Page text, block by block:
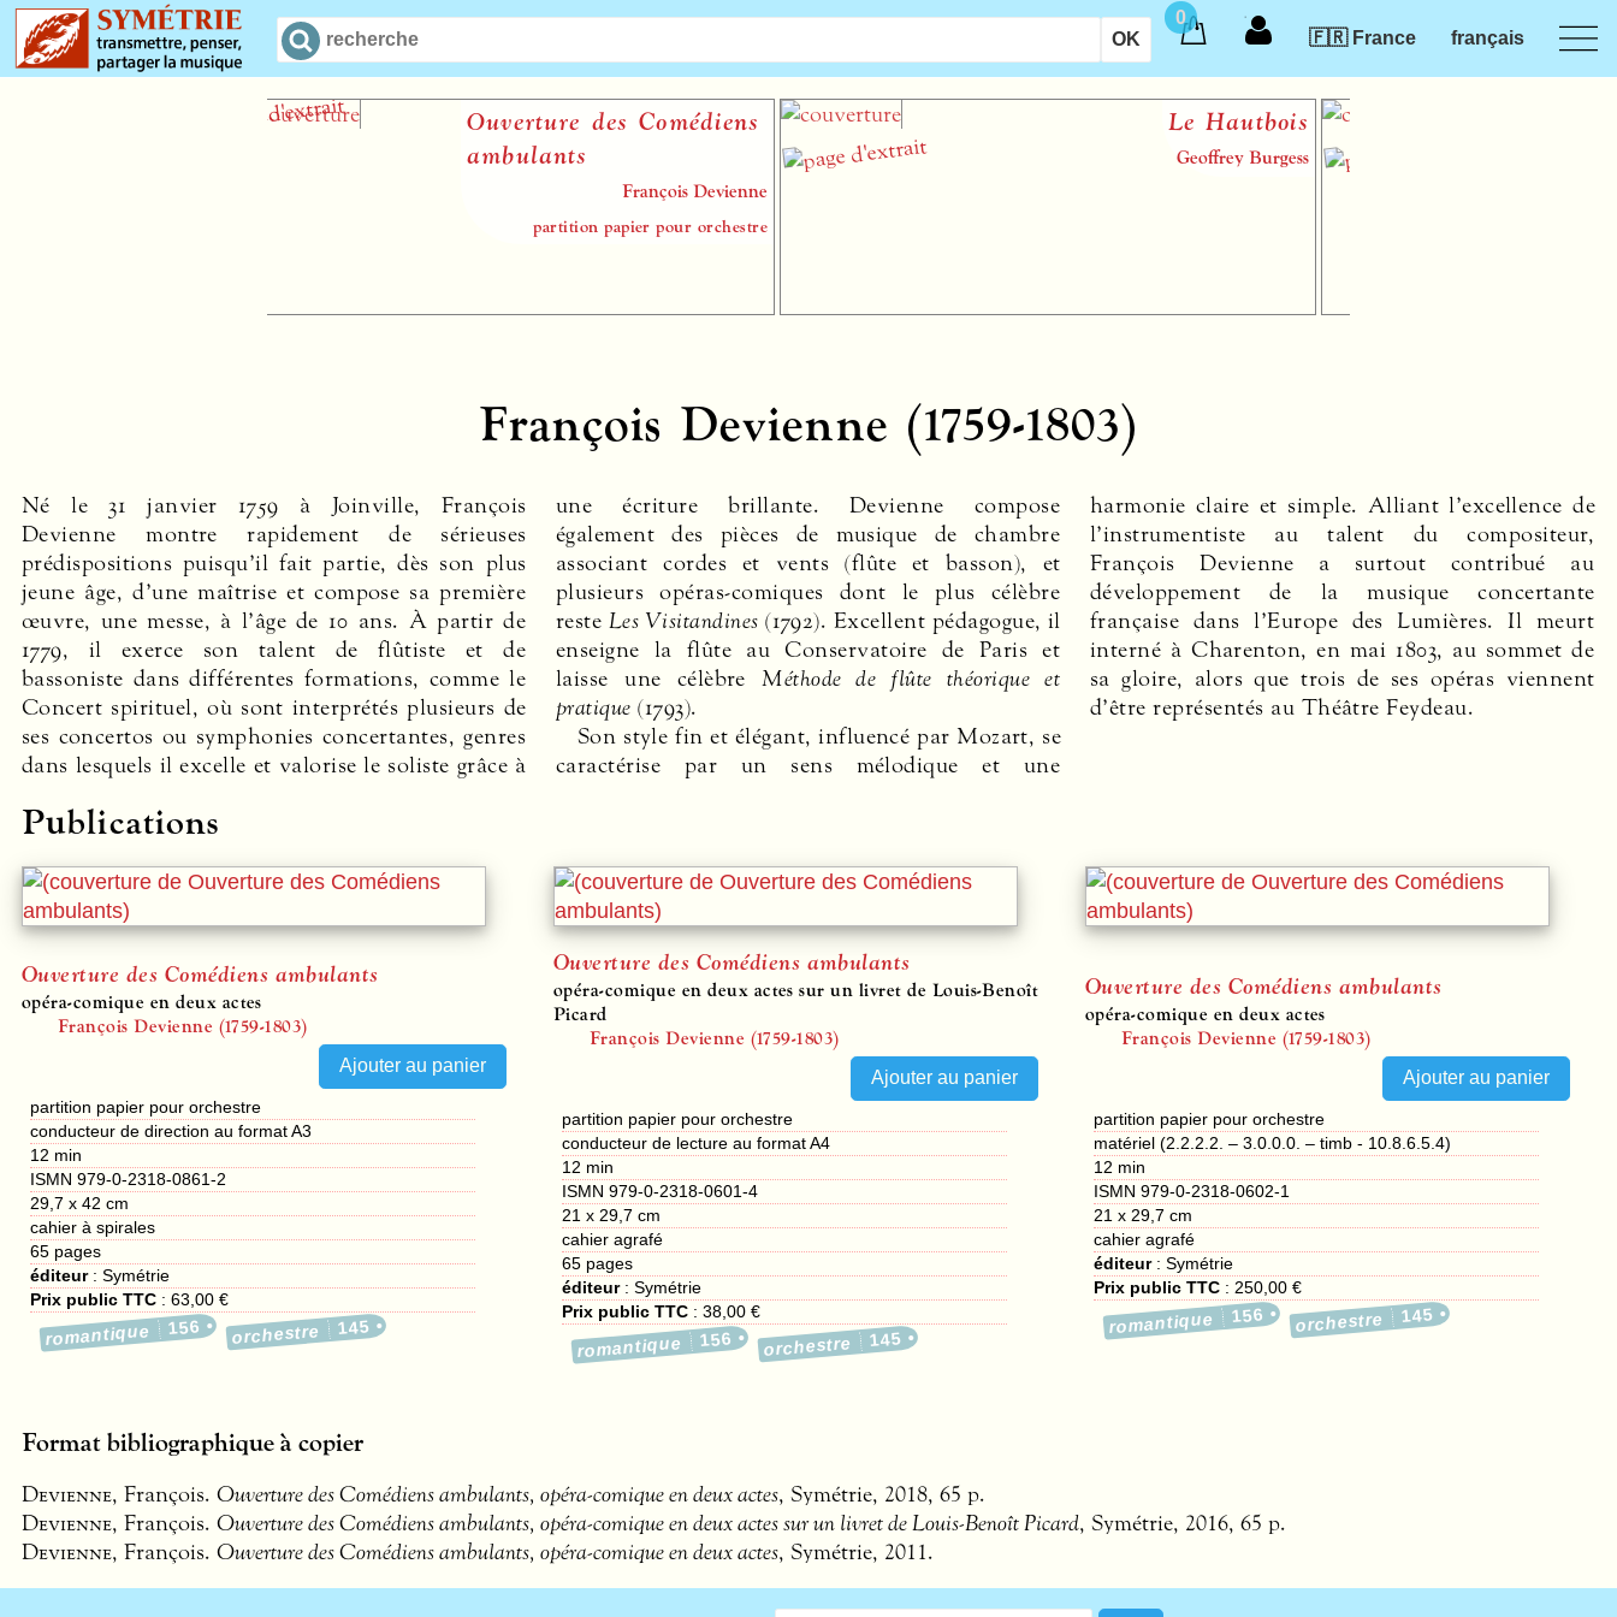
0
🇫🇷 France
français
Ouverture des Comédiens
ambulants
François Devienne
partition papier pour orchestre
Le Hautbois
Geoffrey Burgess
François Devienne (1759-1803)
Né le 31 janvier 1759 à Joinville, François
Devienne montre rapidement de sérieuses
prédispositions puisqu’il fait partie, dès son plus
jeune âge, d’une maîtrise et compose sa première
œuvre, une messe, à l’âge de 10 ans. À partir de
1779, il exerce son talent de flûtiste et de
bassoniste dans différentes formations, comme le
Concert spirituel, où sont interprétés plusieurs de
ses concertos ou symphonies concertantes, genres
dans lesquels il excelle et valorise le soliste grâce à
une écriture brillante. Devienne compose
également des pièces de musique de chambre
associant cordes et vents (flûte et basson), et
plusieurs opéras-comiques dont le plus célèbre
reste Les Visitandines (1792). Excellent pédagogue, il
enseigne la flûte au Conservatoire de Paris et
laisse une célèbreMéthode de flûte théorique et
pratique (1793).
Son style fin et élégant, influencé par Mozart, se
caractérise par un sens mélodique et une
harmonie claire et simple. Alliant l’excellence de
l’instrumentiste au talent du compositeur,
François Devienne a surtout contribué au
développement de la musique concertante
française dans l’Europe des Lumières. Il meurt
interné à Charenton, en mai 1803, au sommet de
sa gloire, alors que trois de ses opéras viennent
d’être représentés au Théâtre Feydeau.
Publications
Ouverture des Comédiens ambulants
opéra-comique en deux actes
François Devienne (1759-1803)
partition papier pour orchestre
conducteur de direction au format A3
12 min
ISMN 979-0-2318-0861-2
29,7 x 42 cm
cahier à spirales
65 pages
éditeur:Symétrie
Prix public TTC :63,00 €
romantique 156 orchestre 145
Ouverture des Comédiens ambulants
opéra-comique en deux actes sur un livret de Louis-Benoît
Picard
François Devienne (1759-1803)
partition papier pour orchestre
conducteur de lecture au format A4
12 min
ISMN 979-0-2318-0601-4
21 x 29,7 cm
cahier agrafé
65 pages
éditeur:Symétrie
Prix public TTC :38,00 €
romantique 156 orchestre 145
Ouverture des Comédiens ambulants
opéra-comique en deux actes
François Devienne (1759-1803)
partition papier pour orchestre
matériel (2.2.2.2. – 3.0.0.0. – timb - 10.8.6.5.4)
12 min
ISMN 979-0-2318-0602-1
21 x 29,7 cm
cahier agrafé
éditeur:Symétrie
Prix public TTC : 250,00 €
romantique 156 orchestre 145
Format bibliographique à copier
Devienne, François. Ouverture des Comédiens ambulants, opéra-comique en deux actes, Symétrie, 2018, 65 p.
Devienne, François. Ouverture des Comédiens ambulants, opéra-comique en deux actes sur un livret de Louis-Benoît Picard, Symétrie, 2016, 65 p.
Devienne, François. Ouverture des Comédiens ambulants, opéra-comique en deux actes, Symétrie, 2011.